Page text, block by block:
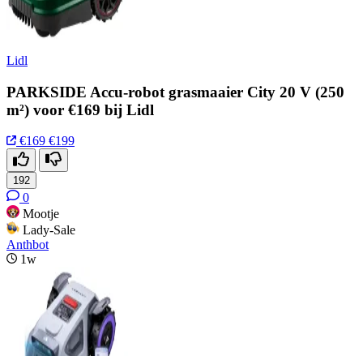
Lidl
PARKSIDE Accu-robot grasmaaier City 20 V (250
m²) voor €169 bij Lidl
€169 €199
192
0
Mootje
Lady-Sale
Anthbot
1w